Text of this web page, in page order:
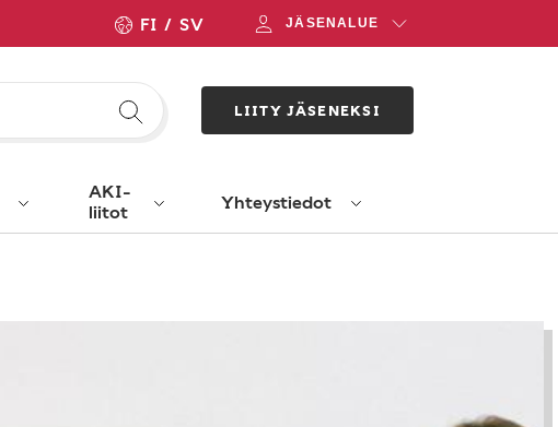
FI SV JÄSENALUE
LIITY JÄSENEKSI
AKI-
liitot
Yhteystiedot